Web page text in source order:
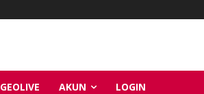
GEOLIVE AKUN LOGIN